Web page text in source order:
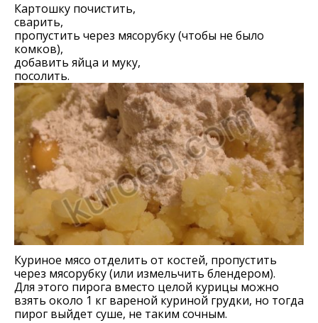
Картошку почистить,
сварить,
пропустить через мясорубку (чтобы не было
комков),
добавить яйца и муку,
посолить.
Куриное мясо отделить от костей, пропустить
через мясорубку (или измельчить блендером).
Для этого пирога вместо целой курицы можно
взять около 1 кг вареной куриной грудки, но тогда
пирог выйдет суше, не таким сочным.